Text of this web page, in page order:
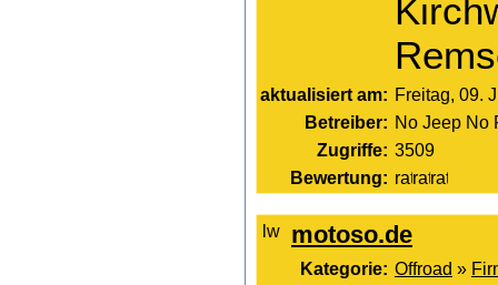
aktualisiert am: Freitag, 09.
Betreiber: No Jeep No
Zugriffe: 3509
Bewertung:
motoso.de
Kategorie: Offroad »